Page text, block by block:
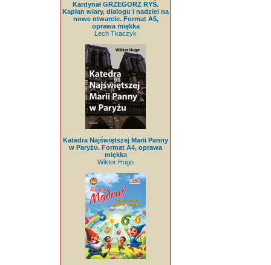
Kardynał GRZEGORZ RYŚ.
Kapłan wiary, dialogu i nadziei na
nowe otwarcie. Format A5,
oprawa miękka
Lech Tkaczyk
Katedra Najświętszej Marii Panny
w Paryżu. Format A4, oprawa
miękka
Wiktor Hugo